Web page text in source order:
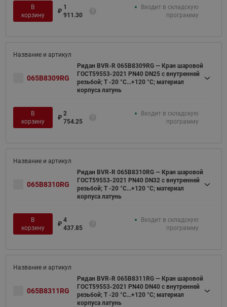
В
корзину
₽
1
911.30
Входит в складскую
программу
065B8309RG
Ридан BVR-R 065B8309RG — Кран шаровой
ГОСТ59553-2021 PN40 DN25 с внутренней
резьбой; Т -20 °С...+120 °С; материал
корпуса латунь
В
корзину
₽
2
754.25
Входит в складскую
программу
065B8310RG
Ридан BVR-R 065B8310RG — Кран шаровой
ГОСТ59553-2021 PN40 DN32 с внутренней
резьбой; Т -20 °С...+120 °С; материал
корпуса латунь
В
корзину
₽
4
437.85
Входит в складскую
программу
065B8311RG
Ридан BVR-R 065B8311RG — Кран шаровой
ГОСТ59553-2021 PN40 DN40 с внутренней
резьбой; Т -20 °С...+120 °С; материал
корпуса латунь